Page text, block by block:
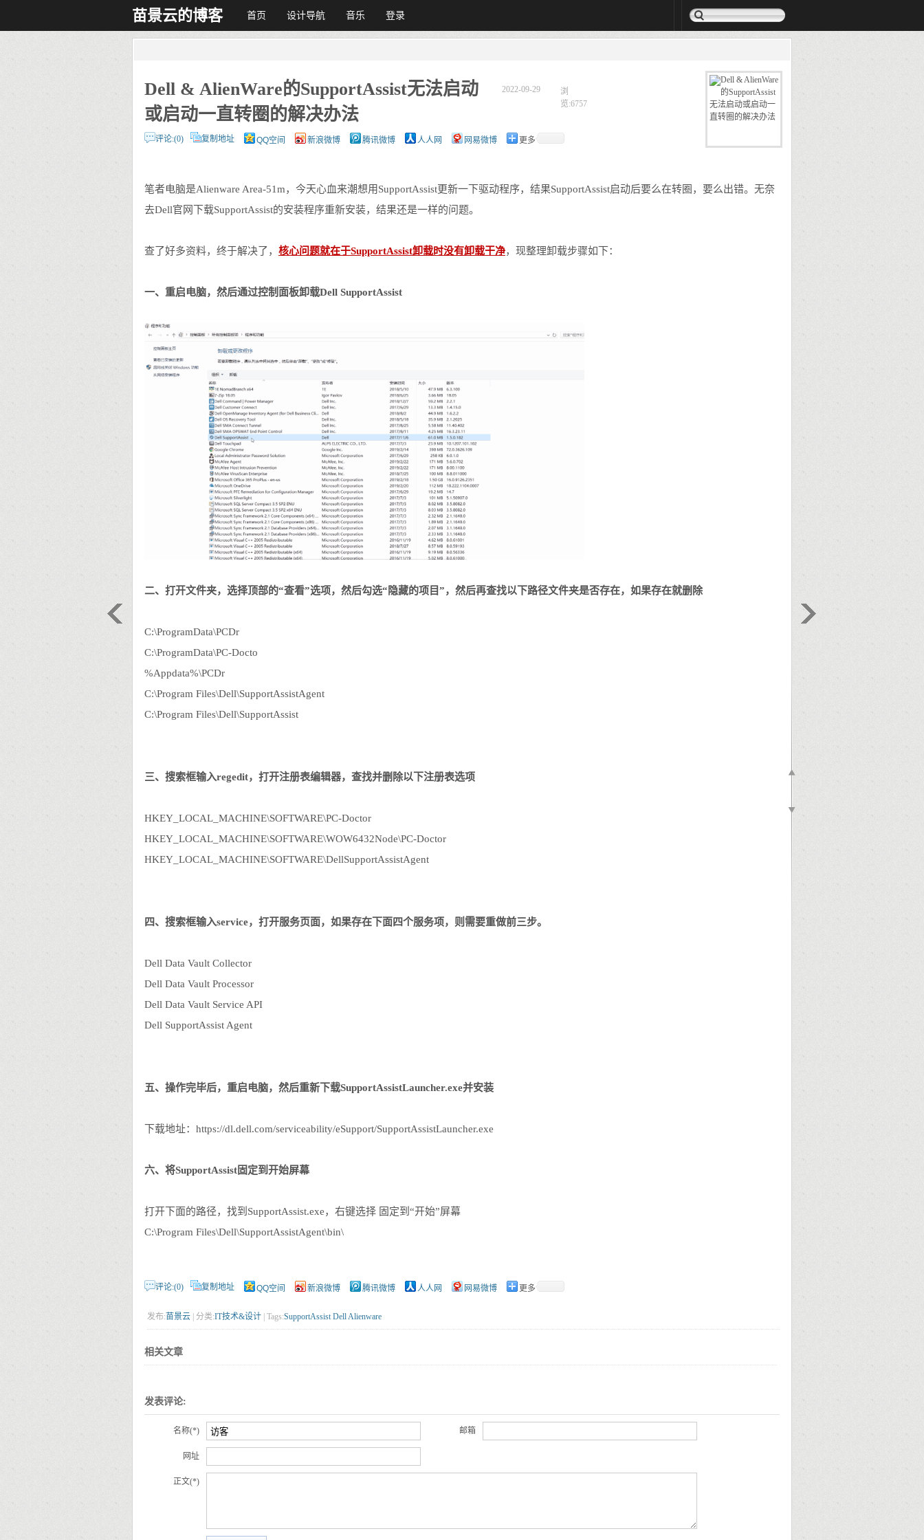
苗景云的博客 首页 设计导航 音乐 登录
Dell & AlienWare的SupportAssist无法启动
或启动一直转圈的解决办法
2022-09-29
浏
览:6757
评论:(0) 复制地址 QQ空间 新浪微博 腾讯微博 人人网 网易微博 更多
笔者电脑是Alienware Area-51m，今天心血来潮想用SupportAssist更新一下驱动程序，结果SupportAssist启动后要么在转圈，要么出错。无奈
去Dell官网下载SupportAssist的安装程序重新安装，结果还是一样的问题。
查了好多资料，终于解决了， 核心问题就在于SupportAssist卸载时没有卸载干净，现整理卸载步骤如下：
一、重启电脑，然后通过控制面板卸载Dell SupportAssist
二、打开文件夹，选择顶部的“查看”选项，然后勾选“隐藏的项目”，然后再查找以下路径文件夹是否存在，如果存在就删除
C:\ProgramData\PCDr
C:\ProgramData\PC-Docto
%Appdata%\PCDr
C:\Program Files\Dell\SupportAssistAgent
C:\Program Files\Dell\SupportAssist
三、搜索框输入regedit，打开注册表编辑器，查找并删除以下注册表选项
HKEY_LOCAL_MACHINE\SOFTWARE\PC-Doctor
HKEY_LOCAL_MACHINE\SOFTWARE\WOW6432Node\PC-Doctor
HKEY_LOCAL_MACHINE\SOFTWARE\DellSupportAssistAgent
四、搜索框输入service，打开服务页面，如果存在下面四个服务项，则需要重做前三步。
Dell Data Vault Collector
Dell Data Vault Processor
Dell Data Vault Service API
Dell SupportAssist Agent
五、操作完毕后，重启电脑，然后重新下载SupportAssistLauncher.exe并安装
下载地址：https://dl.dell.com/serviceability/eSupport/SupportAssistLauncher.exe
六、将SupportAssist固定到开始屏幕
打开下面的路径，找到SupportAssist.exe，右键选择 固定到“开始”屏幕
C:\Program Files\Dell\SupportAssistAgent\bin\
评论:(0) 复制地址 QQ空间 新浪微博 腾讯微博 人人网 网易微博 更多
发布:苗景云 | 分类:IT技术&设计 | Tags:SupportAssist DellAlienware
相关文章
发表评论:
名称(*) 邮箱
网址
正文(*)